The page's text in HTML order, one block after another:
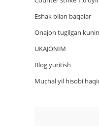
Eshak bilan baqalar
Onajon tugilgan
UKAJONIM
Blog yuritish
Muchal yil hisobi